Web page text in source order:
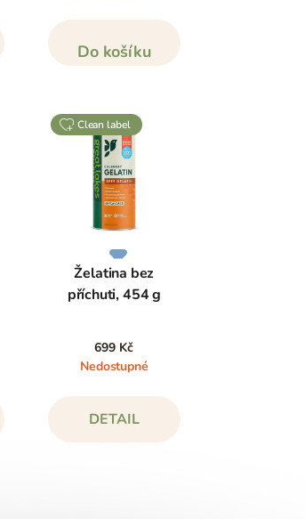
Do košíku
clean label
Želatina bez
příchuti, 454 g
699 Kč
Nedostupné
DETAIL